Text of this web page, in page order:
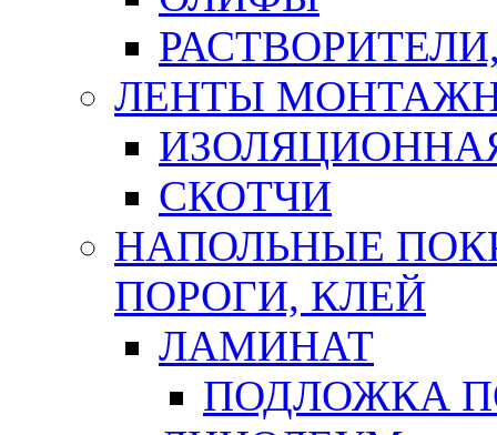
ЛЕНТЫ
СКОТЧИ
НАПОЛЬНЫЕ
ПОРОГИ, КЛЕЙ
ЛАМИНАТ
ПОДЛОЖКА